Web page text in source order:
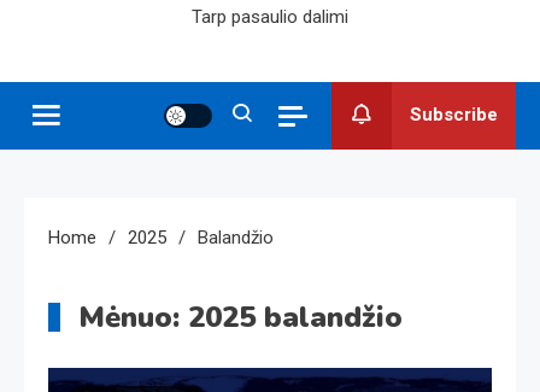
Tarp pasaulio dalimi
Subscribe
Home 2025 Balandžio
Mėnuo: 2025 balandžio